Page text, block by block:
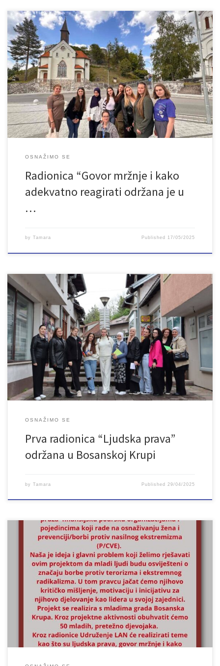
I druga radionica “Govor mržnje i kako adekvatno reagirati” koja se
provodi u okviru projekta “Osnažimo se” protekla je u odličnoj
radnoj i prijateljskoj atmosferi. Radionica je održana u četvrtak, 15.
5. 2025. godine u prostorijama Vijeća mladih Bosanska Krupa.
Jedanaest mladih, prvenstveno djevojaka, bili su vrlo aktivni. Naš
cilj […]
OSNAŽIMO SE
Radionica “Govor mržnje i kako
adekvatno reagirati održana je u
…
by Tamara Published 17/05/2025
U prostorijama Vijeća mladih Bosanska Krupa dana 26. 4. 2025.
godine održana je prva od pet planiranih radionica u projektu
„Osnažimo se“. Prva radionica pod nazivom Ljudska prava izazvala
je veliko zanimanje djevojaka, te je rad prošao u vrlo dinamičnom
i dobrom raspoloženju. Radionica je započela s upoznavanjem
mladih sa […]
OSNAŽIMO SE
Prva radionica “Ljudska prava”
održana u Bosanskoj Krupi
by Tamara Published 29/04/2025